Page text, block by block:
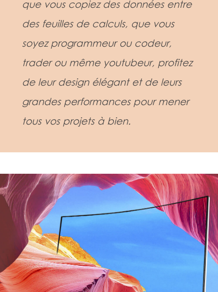
que vous copiez des données entre
des feuilles de calculs, que vous
soyez programmeur ou codeur,
trader ou même youtubeur, profitez
de leur design élégant et de leurs
grandes performances pour mener
tous vos projets à bien.